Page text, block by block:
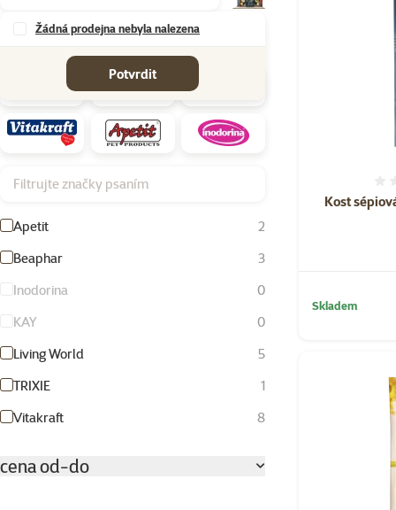
Žádná prodejna nebyla nalezena
Potvrdit
Filtrujte značky psaním
Apetit
2
Beaphar
3
Inodorina
0
KAY
0
Living World
5
TRIXIE
1
Vitakraft
8
cena od-do
Kost
Skladem